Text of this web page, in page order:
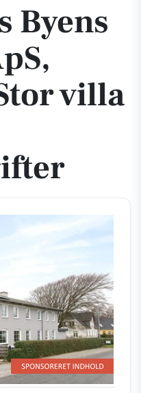
Byens
villa